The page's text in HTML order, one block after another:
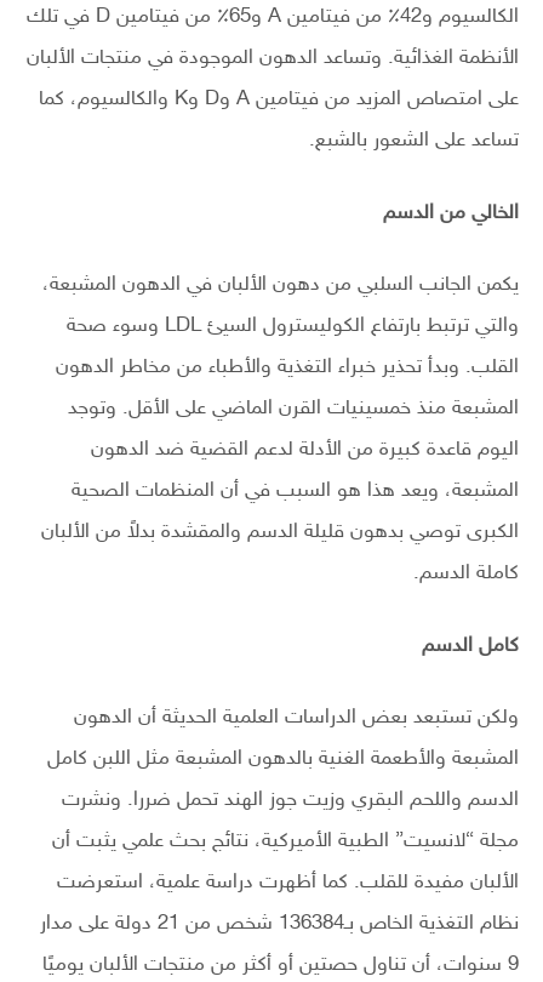
الكالسيوم و42٪ من فيتامين A و65٪ من فيتامين D في تلك
الأنظمة الغذائية. وتساعد الدهون الموجودة في منتجات الألبان
على امتصاص المزيد من فيتامين A وD وK والكالسيوم، كما
تساعد على الشعور بالشبع.
الخالي من الدسم
يكمن الجانب السلبي من دهون الألبان في الدهون المشبعة،
والتي ترتبط بارتفاع الكوليسترول السيئ LDL وسوء صحة
القلب. وبدأ تحذير خبراء التغذية والأطباء من مخاطر الدهون
المشبعة منذ خمسينيات القرن الماضي على الأقل. وتوجد
اليوم قاعدة كبيرة من الأدلة لدعم القضية ضد الدهون
المشبعة، ويعد هذا هو السبب في أن المنظمات الصحية
الكبرى توصي بدهون قليلة الدسم والمقشدة بدلاً من الألبان
كاملة الدسم.
كامل الدسم
ولكن تستبعد بعض الدراسات العلمية الحديثة أن الدهون
المشبعة والأطعمة الغنية بالدهون المشبعة مثل اللبن كامل
الدسم واللحم البقري وزيت جوز الهند تحمل ضررا. ونشرت
مجلة “لانسيت” الطبية الأميركية، نتائج بحث علمي يثبت أن
الألبان مفيدة للقلب. كما أظهرت دراسة علمية، استعرضت
نظام التغذية الخاص بـ136384 شخص من 21 دولة على مدار
9 سنوات، أن تناول حصتين أو أكثر من منتجات الألبان يوميًا